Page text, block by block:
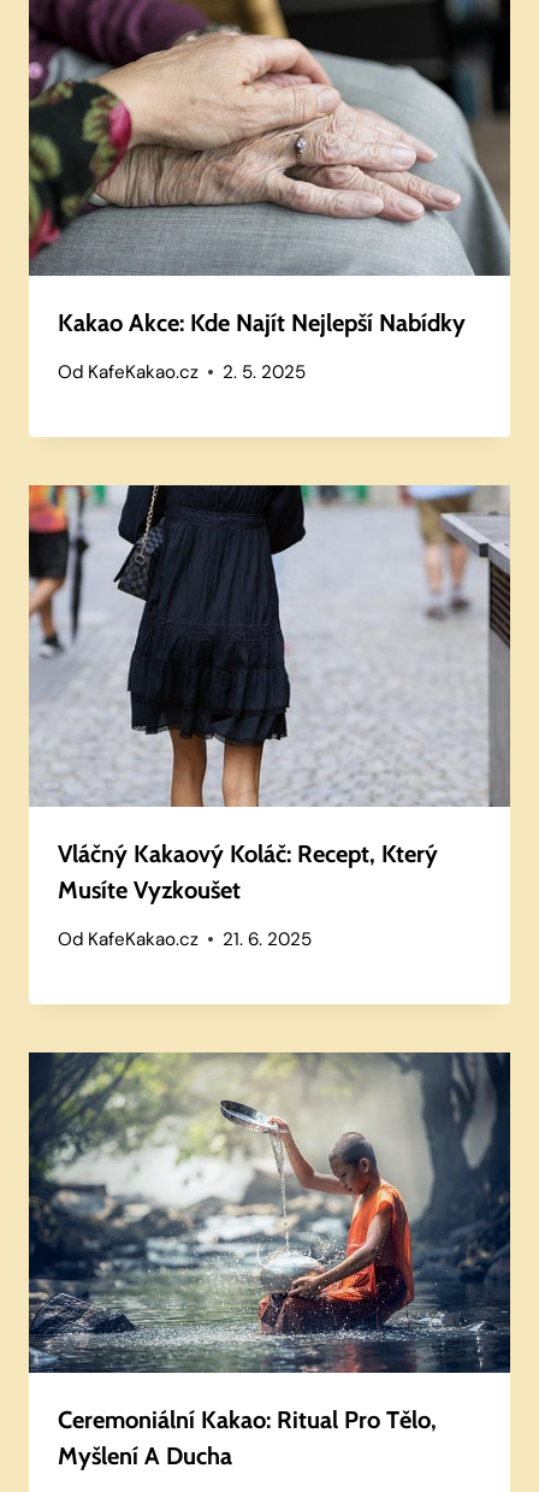
Kakao Akce: Kde Najít Nejlepší Nabídky
Od KafeKakao.cz 2. 5. 2025
Vláčný Kakaový Koláč: Recept, Který
Musíte Vyzkoušet
Od KafeKakao.cz 21. 6. 2025
Ceremoniální Kakao: Ritual Pro Tělo,
Myšlení A Ducha